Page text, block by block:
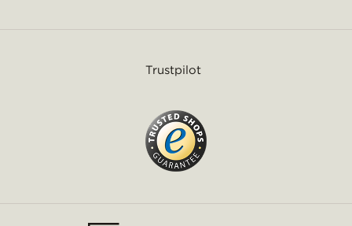
Trustpilot